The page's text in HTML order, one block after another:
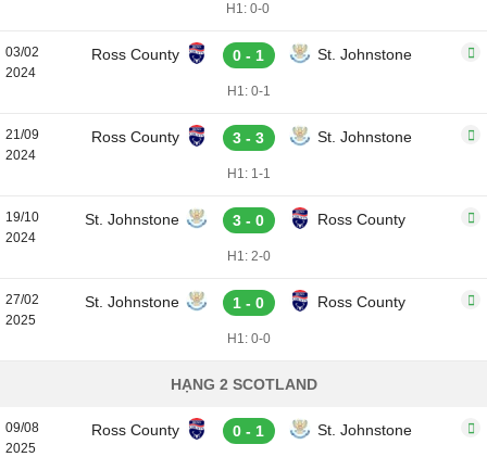
H1: 0-0
03/02
2024
Ross County 0 - 1 St. Johnstone
H1: 0-1
21/09
2024
Ross County 3 - 3 St. Johnstone
H1: 1-1
19/10
2024
St. Johnstone 3 - 0 Ross County
H1: 2-0
27/02
2025
St. Johnstone 1 - 0 Ross County
H1: 0-0
HẠNG 2 SCOTLAND
09/08
2025
Ross County 0 - 1 St. Johnstone